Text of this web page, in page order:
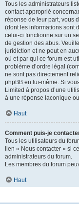
Tous les administrateurs
contact approprié
réponse de leur part, vous
(dont les informations sont
celui-ci fonctionne sur un
de gestion des abus.
juridiction et ne peut en
où et par qui ce forum est
problème d’ordre légal
ne sont pas directement
phpBB en lui-même. Si
Limited à propos d’une
à une réponse laconique
Haut
Comment puis-je
Tous les utilisateurs du
lien « Nous contacter » si
administrateurs du forum.
Les membres du forum
Haut